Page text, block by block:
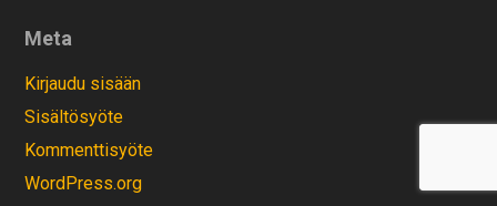
Meta
Kirjaudu sisään
Sisältösyöte
Kommenttisyöte
WordPress.org